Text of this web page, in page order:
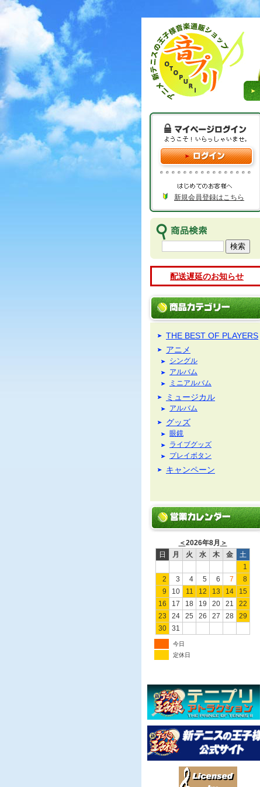
新規会員登録はこちら
配送遅延のお知らせ
THE BEST OF PLAYERS
アニメ
シングル
アルバム
ミニアルバム
ミュージカル
アルバム
グッズ
眼鏡
ライブグッズ
プレイボタン
キャンペーン
＜2026年8月 ＞
日
月 火 水 木 金
土
1
2
3 4 5 6 7
8
9
10 11 12 13 14
15
16
17 18 19 20 21
22
23
24 25 26 27 28
29
30
31
今日
定休日